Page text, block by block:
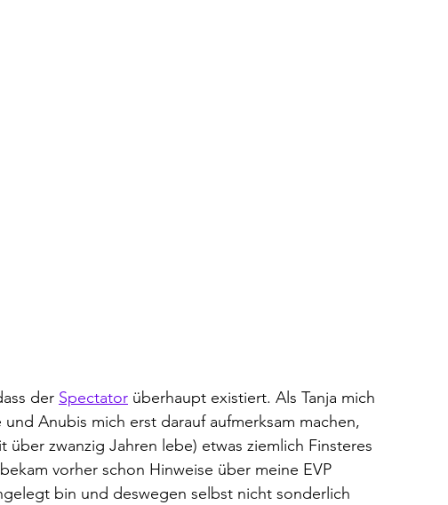
der Spectator überhaupt existiert. Als Tanja mich
Anubis mich erst darauf aufmerksam machen,
zwanzig Jahren lebe) etwas ziemlich Finsteres
vorher schon Hinweise über meine EVP
bin und deswegen selbst nicht sonderlich